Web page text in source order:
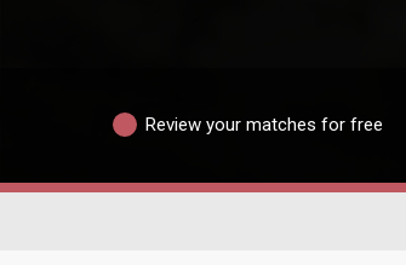
Review your matches for free